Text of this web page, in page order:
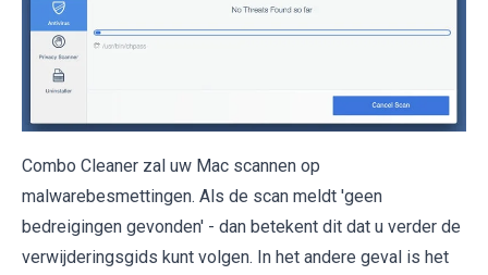
Combo Cleaner zal uw Mac scannen op
malwarebesmettingen. Als de scan meldt 'geen
bedreigingen gevonden' - dan betekent dit dat u verder de
verwijderingsgids kunt volgen. In het andere geval is het